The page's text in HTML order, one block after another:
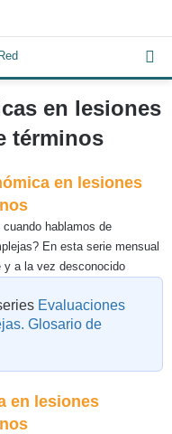
en lesiones
términos
en lesiones
hablamos de
En esta serie mensual
y a la vez desconocido
Evaluaciones
Glosario de
en lesiones